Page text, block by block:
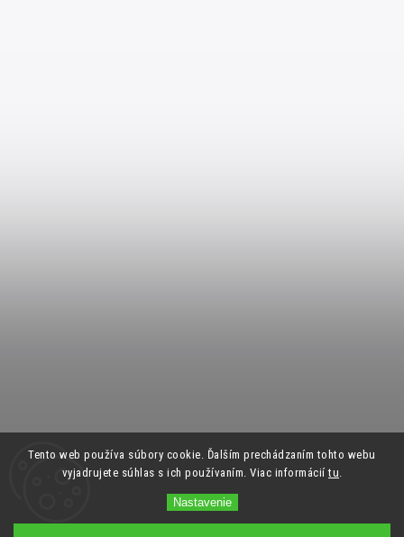
Tento web používa súbory cookie. Ďalším prechádzaním tohto webu
vyjadrujete súhlas s ich používaním. Viac informáciítu.
Nastavenie